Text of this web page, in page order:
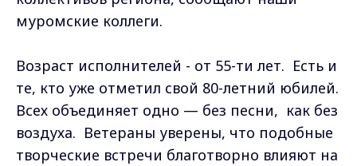
муромские коллеги.
Возраст исполнителей - от 55-ти лет. Есть и
те, кто уже отметил свой 80-летний юбилей.
Всех объединяет одно — без песни, как без
воздуха. Ветераны уверены, что подобные
творческие встречи благотворно влияют на